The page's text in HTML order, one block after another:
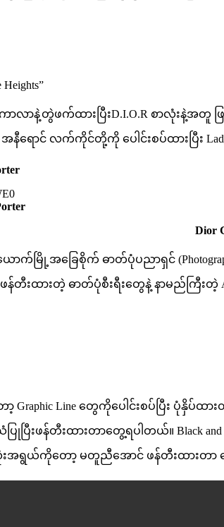
Heights”
ာနဲ့တွဲဖက်ထားပြီးD.I.O.R စာလုံးနဲ့အတူ
အနီရောင် လက်ကိုင်တို့ကို ပေါင်းစပ်ထားပြီ
Dior
ောက်မြို့အခြေစိုက် ဓာတ်ပုံပညာရှင်
စ် ဖန်တီးထားတဲ့ ဓာတ်ပုံစီးရီးတွေနဲ့ နာမည်ကြီး
Line တွေကိုပေါင်းစပ်ပြီး ပုံနှိပ်ထား
တီးထားတာတွေ့ရပါတယ်။ Black and White
လုံးအရွယ်ကိုတော့ မတူညီအောင် ဖန်တီးထားတ